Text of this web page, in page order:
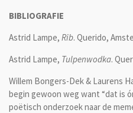
BIBLIOGRAFIE
Astrid Lampe, Rib. Querido,
Astrid Lampe, Tulpenwodka.
Willem Bongers-Dek & Laurens
begin gewoon weg want “dat is
poëtisch onderzoek naar de